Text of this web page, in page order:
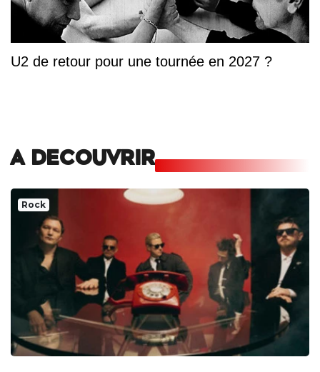
U2 de retour pour une tournée en 2027 ?
A DECOUVRIR
Rock